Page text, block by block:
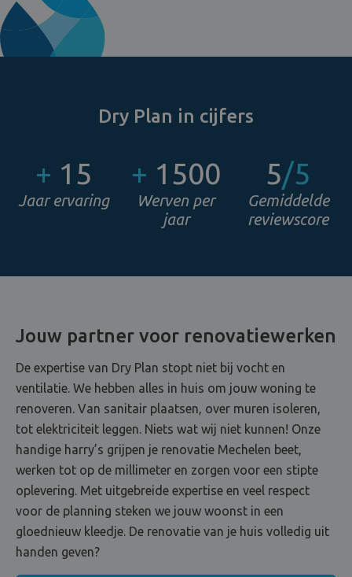
Dry Plan in cijfers
+ 15
Jaar ervaring
+ 1500
Werven per
jaar
5/5
Gemiddelde
reviewscore
Jouw partner voor renovatiewerken
De expertise van Dry Plan stopt niet bij vocht en
ventilatie. We hebben alles in huis om jouw woning te
renoveren. Van sanitair plaatsen, over muren isoleren,
tot elektriciteit leggen. Niets wat wij niet kunnen! Onze
handige harry’s grijpen je renovatie Mechelen beet,
werken tot op de millimeter en zorgen voor een stipte
oplevering. Met uitgebreide expertise en veel respect
voor de planning steken we jouw woonst in een
gloednieuw kleedje. De renovatie van je huis volledig uit
handen geven?